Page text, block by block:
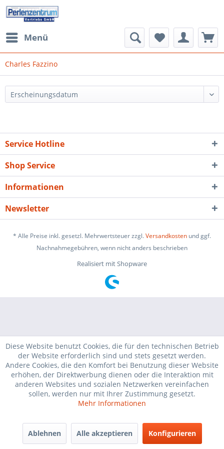
Menü
Charles Fazzino
Service Hotline
Shop Service
Informationen
Newsletter
* Alle Preise inkl. gesetzl. Mehrwertsteuer zzgl.Versandkosten und ggf.
Nachnahmegebühren, wenn nicht anders beschrieben
Realisiert mit Shopware
Diese Website benutzt Cookies, die für den technischen Betrieb
der Website erforderlich sind und stets gesetzt werden.
Andere Cookies, die den Komfort bei Benutzung dieser Website
erhöhen, der Direktwerbung dienen oder die Interaktion mit
anderen Websites und sozialen Netzwerken vereinfachen
sollen, werden nur mit Ihrer Zustimmung gesetzt.
Mehr Informationen
Ablehnen Alle akzeptieren Konfigurieren